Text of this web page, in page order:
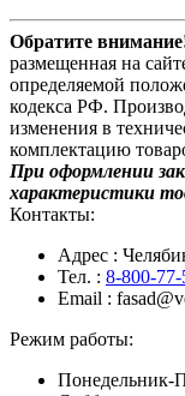
Обратите
размещенная на
определяемой
кодекса РФ.
изменения в
комплектацию
При оформлении
характеристики
Контакты:
Адрес :
Тел. : 8-800-
Email :
Режим работы:
Понедельник-